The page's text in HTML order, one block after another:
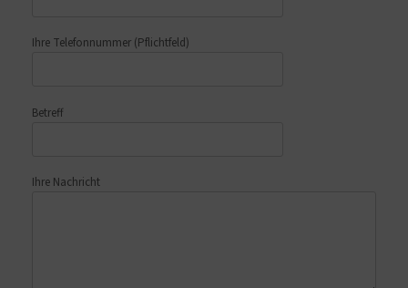
Ihre Telefonnummer (Pflichtfeld)
Betreff
Ihre Nachricht